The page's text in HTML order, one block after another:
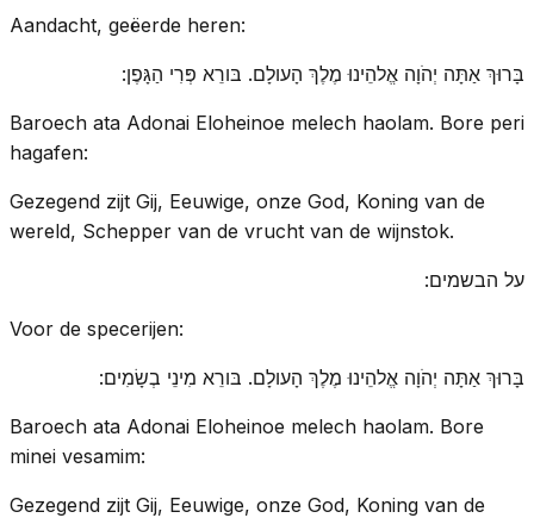
Aandacht, geëerde heren:
בָּרוּךְ אַתָּה יְהֹוָה אֱלהֵינוּ מֶלֶךְ הָעולָם. בּורֵא פְּרִי הַגָּפֶן:
Baroech ata Adonai Eloheinoe melech haolam. Bore peri
hagafen:
Gezegend zijt Gij, Eeuwige, onze God, Koning van de
wereld, Schepper van de vrucht van de wijnstok.
על הבשמים:
Voor de specerijen:
בָּרוּךְ אַתָּה יְהֹוָה אֱלהֵינוּ מֶלֶךְ הָעולָם. בּורֵא מִינֵי בְשָׂמִים:
Baroech ata Adonai Eloheinoe melech haolam. Bore
minei vesamim:
Gezegend zijt Gij, Eeuwige, onze God, Koning van de